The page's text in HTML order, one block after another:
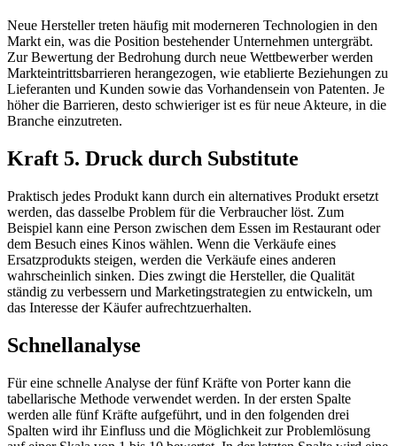
Neue Hersteller treten häufig mit moderneren Technologien in den
Markt ein, was die Position bestehender Unternehmen untergräbt.
Zur Bewertung der Bedrohung durch neue Wettbewerber werden
Markteintrittsbarrieren herangezogen, wie etablierte Beziehungen zu
Lieferanten und Kunden sowie das Vorhandensein von Patenten. Je
höher die Barrieren, desto schwieriger ist es für neue Akteure, in die
Branche einzutreten.
Kraft 5. Druck durch Substitute
Praktisch jedes Produkt kann durch ein alternatives Produkt ersetzt
werden, das dasselbe Problem für die Verbraucher löst. Zum
Beispiel kann eine Person zwischen dem Essen im Restaurant oder
dem Besuch eines Kinos wählen. Wenn die Verkäufe eines
Ersatzprodukts steigen, werden die Verkäufe eines anderen
wahrscheinlich sinken. Dies zwingt die Hersteller, die Qualität
ständig zu verbessern und Marketingstrategien zu entwickeln, um
das Interesse der Käufer aufrechtzuerhalten.
Schnellanalyse
Für eine schnelle Analyse der fünf Kräfte von Porter kann die
tabellarische Methode verwendet werden. In der ersten Spalte
werden alle fünf Kräfte aufgeführt, und in den folgenden drei
Spalten wird ihr Einfluss und die Möglichkeit zur Problemlösung